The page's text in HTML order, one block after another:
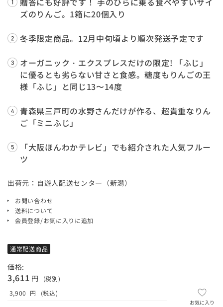
ズのりんご。1箱に20個入り
冬季限定商品。12月中旬頃より順次発送予定です
オーガニック・エクスプレスだけの限定! 「ふじ」
に優るとも劣らない甘さと食感。糖度もりんごの王
様「ふじ」と同じ13〜14度
青森県三戸町の水野さんだけが作る、超貴重なりん
ご「ミニふじ」
「大阪ほんわかテレビ」でも紹介された人気フルー
ツ
出荷元：自遊人配送センター（新潟）
お問い合わせ
送料について
会員登録/お気に入りに追加
通常配送商品
価格:
3,611 円
(税別)
3,900 円 (税込)
お気に入り